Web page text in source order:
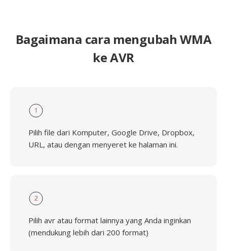
Bagaimana cara mengubah WMA
ke AVR
1
Pilih file dari Komputer, Google Drive, Dropbox,
URL, atau dengan menyeret ke halaman ini.
2
Pilih avr atau format lainnya yang Anda inginkan
(mendukung lebih dari 200 format)